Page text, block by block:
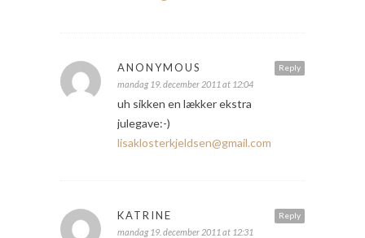
Reply
ANONYMOUS
mandag 19. december 2011 at 12:04
uh sikken en lækker ekstra
julegave:-)
lisaklosterkjeldsen@gmail.com
Reply
KATRINE
mandag 19. december 2011 at 12:31